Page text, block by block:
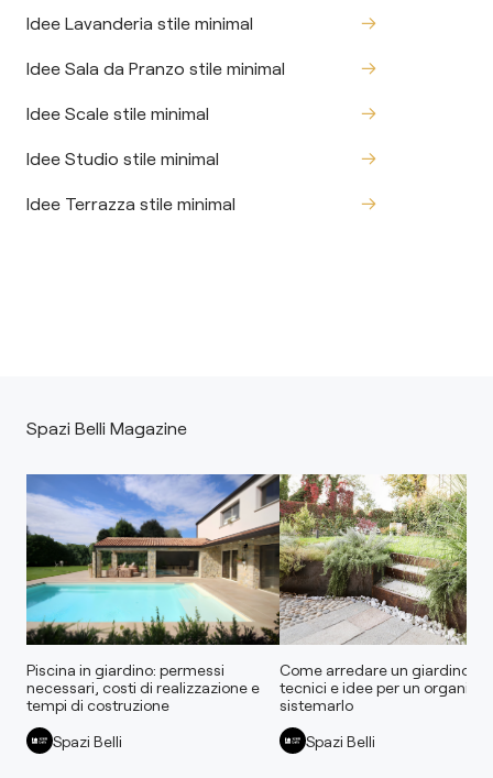
Idee Lavanderia stile minimal
Idee Sala da Pranzo stile minimal
Idee Scale stile minimal
Idee Studio stile minimal
Idee Terrazza stile minimal
Spazi Belli Magazine
Piscina in giardino: permessi
necessari, costi di realizzazione e
tempi di costruzione
Spazi Belli
Come arredare un giardino:
tecnici e idee per un
sistemarlo
Spazi Belli